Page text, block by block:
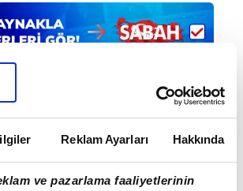
Reklam Ayarları Hakkında
ve pazarlama faaliyetlerinin
Mete Efendioğlu - Editör